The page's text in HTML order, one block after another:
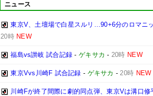
ニュース
東京V、土壇場で白星スルリ…90+6分のロマニ
20時 NEW
福島vs讃岐 試合記録 -ゲキサカ - 20時 NEW
東京Vvs川崎F 試合記録 - ゲキサカ -20時 NEW
川崎Fが終了間際に劇的同点弾、東京Vは溝口